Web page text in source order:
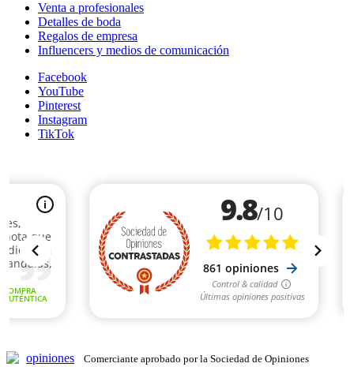
Venta a profesionales
Detalles de boda
Regalos de empresa
Influencers y medios de comunicación
Facebook
YouTube
Pinterest
Instagram
TikTok
Comerciante aprobado por la Sociedad de Opiniones